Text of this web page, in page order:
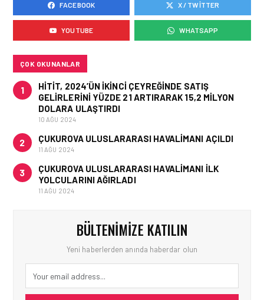
HAVAYOLU • 05 AĞU 2026
AIR ASTANA’DAN 2026
YILI İLK YARI FINANSAL
VE OPERASYONEL
FACEBOOK X / TWITTER
YOUTUBE WHATSAPP
ÇOK OKUNANLAR
1
HITIT, 2024’ÜN IKINCI ÇEYREĞINDE SATIŞ
GELIRLERINI YÜZDE 21 ARTIRARAK 15,2 MILYON
DOLARA ULAŞTIRDI
10 AĞU 2024
2 ÇUKUROVA ULUSLARARASI HAVALIMANI AÇILDI
11 AĞU 2024
3
ÇUKUROVA ULUSLARARASI HAVALIMANI İLK
YOLCULARINI AĞIRLADI
11 AĞU 2024
BÜLTENIMIZE KATILIN
Yeni haberlerden anında haberdar olun